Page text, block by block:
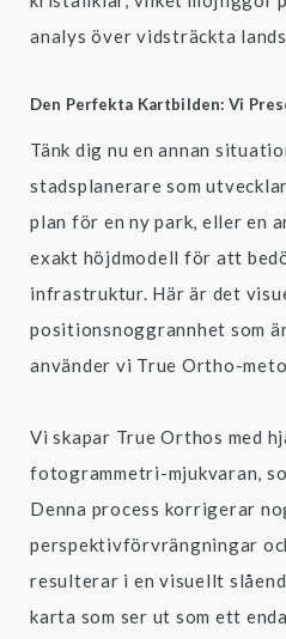
analys över vidsträckta
Den Perfekta Kartbilden: Vi
Tänk dig nu en annan
stadsplanerare som
plan för en ny park, eller en
exakt höjdmodell för att
infrastruktur. Här är det
positionsnoggrannhet som
använder vi True Ortho-
Vi skapar True Orthos med
fotogrammetri-mjukvaran,
Denna process korrigerar
perspektivförvrängningar
resulterar i en visuellt
karta som ser ut som ett